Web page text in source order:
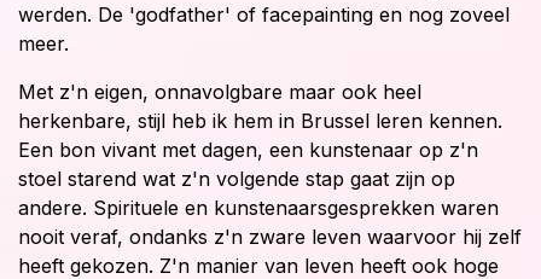
werden. De 'godfather' of facepainting en nog zoveel
meer.
Met z'n eigen, onnavolgbare maar ook heel
herkenbare, stijl heb ik hem in Brussel leren kennen.
Een bon vivant met dagen, een kunstenaar op z'n
stoel starend wat z'n volgende stap gaat zijn op
andere. Spirituele en kunstenaarsgesprekken waren
nooit veraf, ondanks z'n zware leven waarvoor hij zelf
heeft gekozen. Z'n manier van leven heeft ook hoge